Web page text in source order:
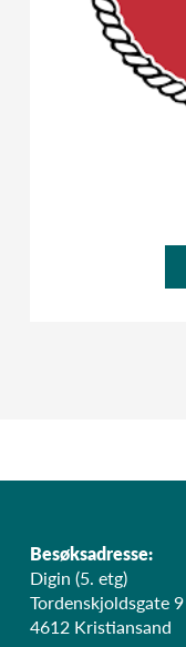
Besøksadresse:
Digin (5. etg)
Tordenskjoldsgate 9
4612 Kristiansand